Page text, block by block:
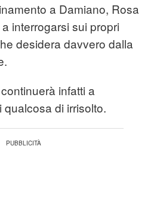
a Damiano, Rosa
interrogarsi sui propri
desidera davvero dalla
infatti a
di irrisolto.